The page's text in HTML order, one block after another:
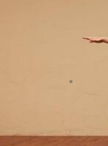
फायदेमंद
इससे